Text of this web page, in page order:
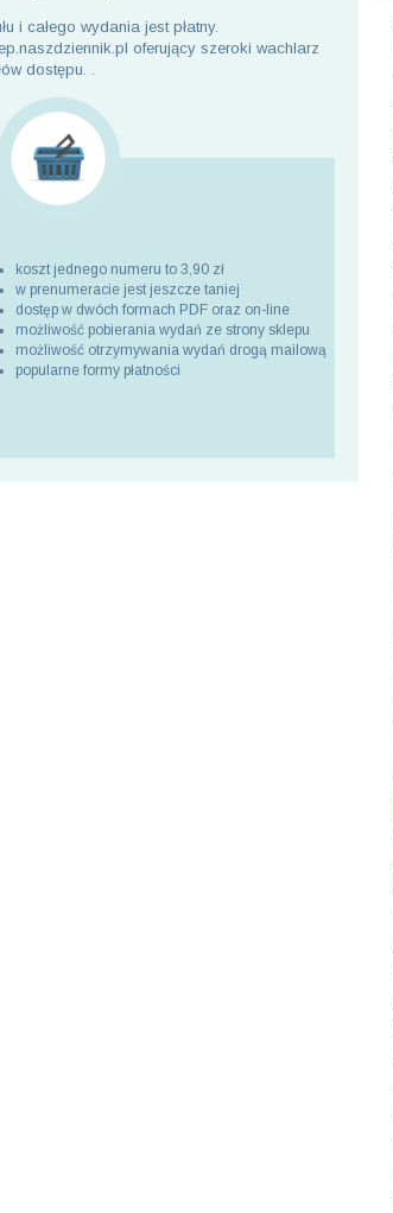
i całego wydania jest płatny.
oferujący szeroki wachlarz
dostępu. .
koszt jednego numeru to 3,90 zł
w prenumeracie jest jeszcze taniej
dostęp w dwóch formach PDF oraz on-line
możliwość pobierania wydań ze strony sklepu
możliwość otrzymywania wydań drogą mailową
popularne formy płatności